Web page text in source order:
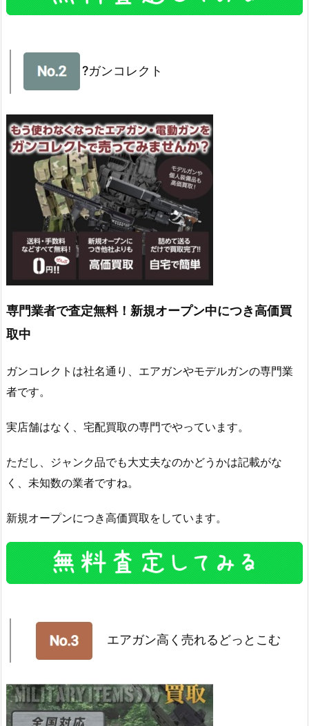
?ガンコレクト
専門業者で査定無料！新規オープン中につき高価買
取中
ガンコレクトは社名通り、エアガンやモデルガンの専門業
者です。
実店舗はなく、宅配買取の専門でやっています。
ただし、ジャンク品でも大丈夫なのかどうかは記載がな
く、未知数の業者ですね。
新規オープンにつき高価買取をしています。
エアガン高く売れるどっとこむ